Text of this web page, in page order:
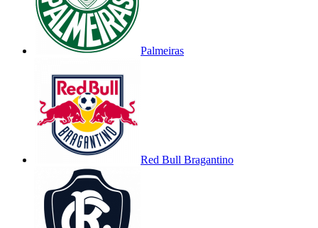
Palmeiras
Red Bull Bragantino